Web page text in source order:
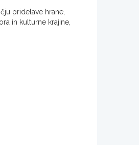
pridelave hrane,
in kulturne krajine,